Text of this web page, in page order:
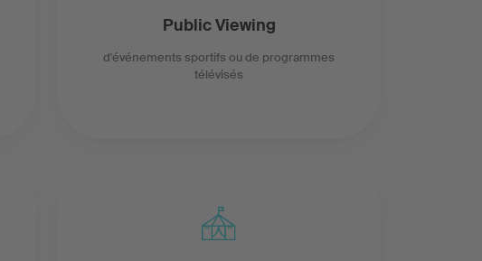
Public Viewing
d'événements sportifs ou de programmes
télévisés